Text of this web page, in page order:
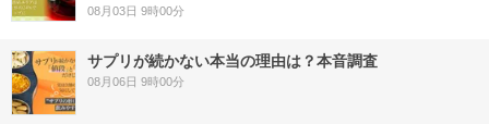
08月03日 9時00分
サプリが続かない本当の理由は？本音調査
08月06日 9時00分